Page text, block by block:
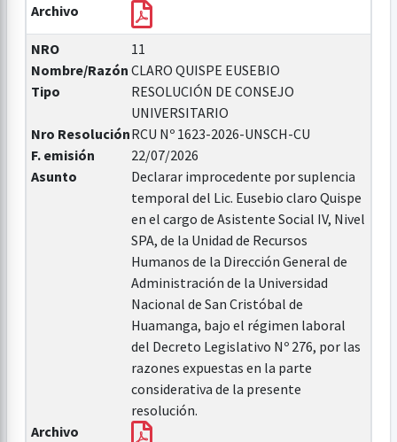
Archivo
NRO
11
Nombre/Razón CLARO QUISPE EUSEBIO
Tipo
RESOLUCIÓN DE CONSEJO
UNIVERSITARIO
Nro ResoluciónRCU Nº 1623-2026-UNSCH-CU
F. emisión
22/07/2026
Asunto
Declarar improcedente por suplencia
temporal del Lic. Eusebio claro Quispe
en el cargo de Asistente Social IV, Nivel
SPA, de la Unidad de Recursos
Humanos de la Dirección General de
Administración de la Universidad
Nacional de San Cristóbal de
Huamanga, bajo el régimen laboral
del Decreto Legislativo Nº 276, por las
razones expuestas en la parte
considerativa de la presente
resolución.
Archivo